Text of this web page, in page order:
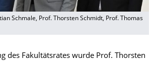
Schmale, Prof. Thorsten Schmidt, Prof. Thomas
des Fakultätsrates wurde Prof. Thorsten